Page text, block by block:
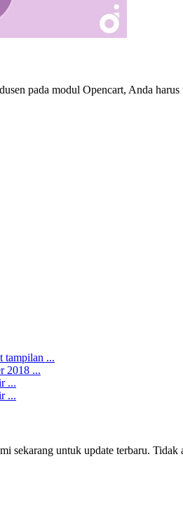
pada modul Opencart, Anda
tampilan ...
2018 ...
...
...
sekarang untuk update terbaru. Tidak